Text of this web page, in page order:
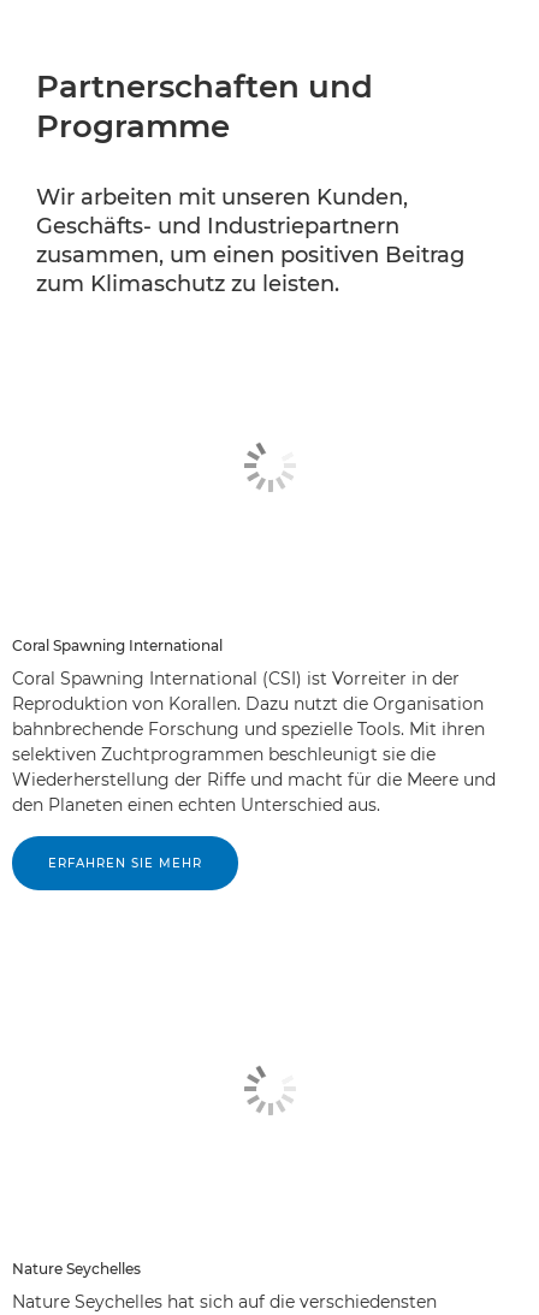
Partnerschaften und
Programme
Wir arbeiten mit unseren Kunden,
Geschäfts- und Industriepartnern
zusammen, um einen positiven Beitrag
zum Klimaschutz zu leisten.
Coral Spawning International
Coral Spawning International (CSI) ist Vorreiter in der
Reproduktion von Korallen. Dazu nutzt die Organisation
bahnbrechende Forschung und spezielle Tools. Mit ihren
selektiven Zuchtprogrammen beschleunigt sie die
Wiederherstellung der Riffe und macht für die Meere und
den Planeten einen echten Unterschied aus.
ERFAHREN SIE MEHR
Nature Seychelles
Nature Seychelles hat sich auf die verschiedensten